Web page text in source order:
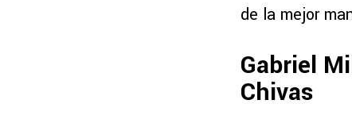
de la mejor
Gabriel
Chivas